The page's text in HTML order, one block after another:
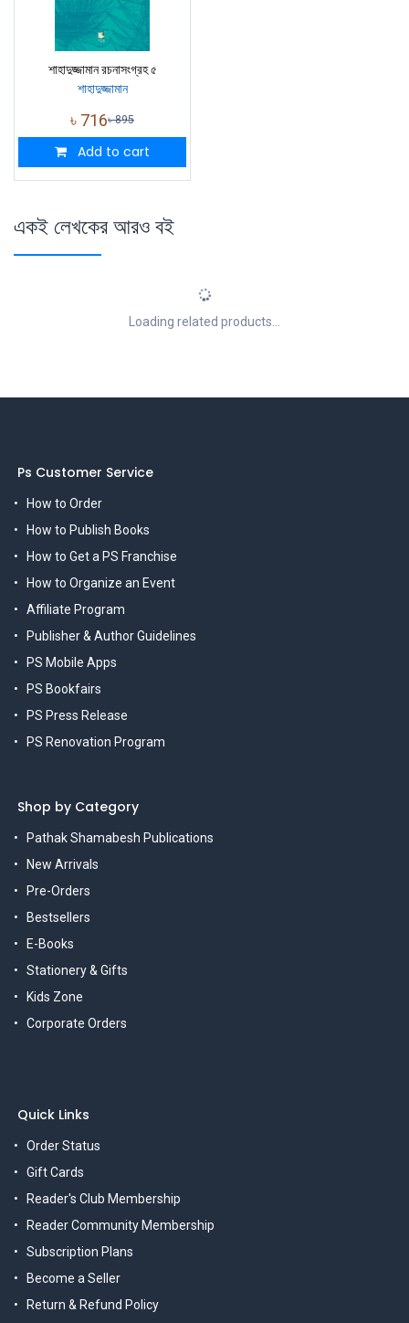
শাহাদুজ্জামান রচনাসংগ্রহ ৫
শাহাদুজ্জামান
৳ 716৳895
Add to cart
একই লেখকের আরও বই
Loading related products...
Ps Customer Service
How to Order
How to Publish Books
How to Get a PS Franchise
How to Organize an Event
Affiliate Program
Publisher & Author Guidelines
PS Mobile Apps
PS Bookfairs
PS Press Release
PS Renovation Program
Shop by Category
Pathak Shamabesh Publications
New Arrivals
Pre-Orders
Bestsellers
E-Books
Stationery & Gifts
Kids Zone
Corporate Orders
Quick Links
Order Status
Gift Cards
Reader's Club Membership
Reader Community Membership
Subscription Plans
Become a Seller
Return & Refund Policy